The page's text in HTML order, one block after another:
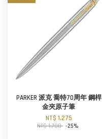
PARKER 派克 喬特70周年 鋼桿
金夾原子筆
NT$ 1,275
NT$ 1,700 -25%